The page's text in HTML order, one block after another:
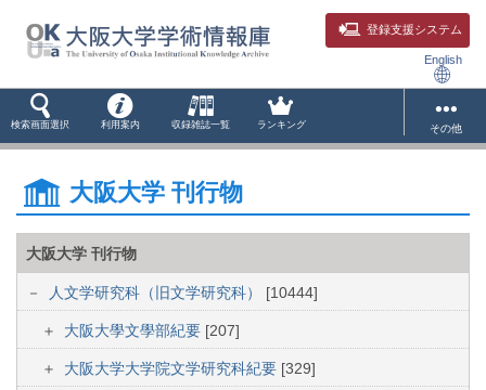
登録支援システム
English
検索画面選択 利用案内 収録雑誌一覧 ランキング その他
大阪大学 刊行物
大阪大学 刊行物
人文学研究科（旧文学研究科） [10444]
大阪大學文學部紀要 [207]
大阪大学大学院文学研究科紀要 [329]